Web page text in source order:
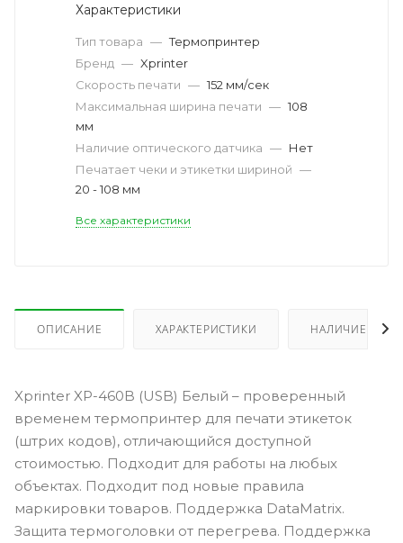
Характеристики
Тип товара — Термопринтер
Бренд — Xprinter
Скорость печати — 152 мм/сек
Максимальная ширина печати — 108
мм
Наличие оптического датчика — Нет
Печатает чеки и этикетки шириной —
20 - 108 мм
Все характеристики
ОПИСАНИЕ ХАРАКТЕРИСТИКИ НАЛИЧИЕ
Xprinter XP-460B (USB) Белый – проверенный
временем термопринтер для печати этикеток
(штрих кодов), отличающийся доступной
стоимостью. Подходит для работы на любых
объектах. Подходит под новые правила
маркировки товаров. Поддержка DataMatrix.
Защита термоголовки от перегрева. Поддержка